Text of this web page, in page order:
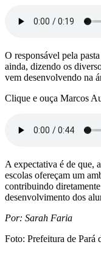
O responsável pela
ainda, dizendo os
vem desenvolvendo na
Clique e ouça Marcos
A expectativa é de que,
escolas ofereçam um
contribuindo
desenvolvimento dos
Por: Sarah Faria
Foto: Prefeitura de Pará